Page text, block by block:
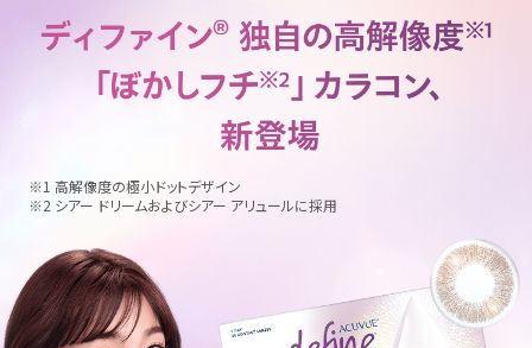
※1 高解像度の極小ドットデザイン
※2 シアー ドリームおよびシアー アリュールに採用